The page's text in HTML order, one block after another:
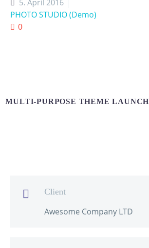
5. April 2016
PHOTO STUDIO (Demo)
0
MULTI-PURPOSE THEME LAUNCH
 Client
Awesome Company LTD